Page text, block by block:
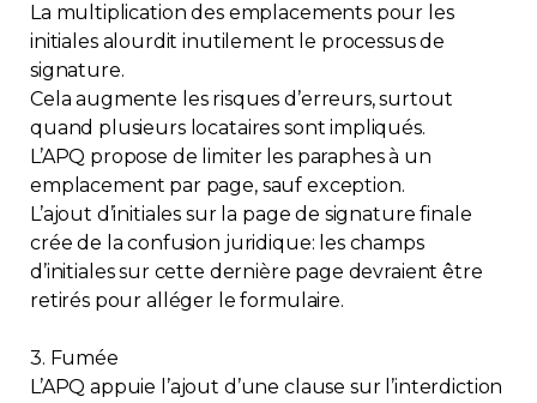
La multiplication des emplacements pour les
initiales alourdit inutilement le processus de
signature.
Cela augmente les risques d’erreurs, surtout
quand plusieurs locataires sont impliqués.
L’APQ propose de limiter les paraphes à un
emplacement par page, sauf exception.
L’ajout d’initiales sur la page de signature finale
crée de la confusion juridique: les champs
d’initiales sur cette dernière page devraient être
retirés pour alléger le formulaire.
3. Fumée
L’APQ appuie l’ajout d’une clause sur l’interdiction